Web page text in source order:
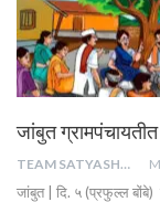
जांबुत
TEAM SATYASHODH
जांबुत | दि. ५ (प्रफुल्ल बोंबे)